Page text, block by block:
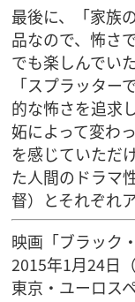
最後に、「家族
品なので、怖さ
でも楽しんでい
「スプラッター
的な怖さを追求
妬によって変わ
を感じていただ
た人間のドラマ
督）とそれぞれ
映画「ブラック
2015年1月24日（
東京・ユーロス